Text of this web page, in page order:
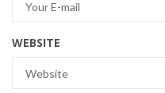
WEBSITE